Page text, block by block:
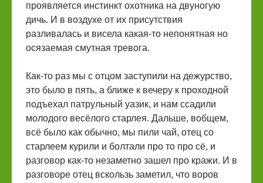
проявляется инстинкт охотника на двуногую
дичь. И в воздухе от их присутствия
разливалась и висела какая-то непонятная но
осязаемая смутная тревога.
Как-то раз мы с отцом заступили на дежурство,
это было в пять, а ближе к вечеру к проходной
подъехал патрульный уазик, и нам ссадили
молодого весёлого старлея. Дальше, вобщем,
всё было как обычно, мы пили чай, отец со
старлеем курили и болтали про то про сё, и
разговор как-то незаметно зашел про кражи. И в
разговоре отец вскользь заметил, что воров